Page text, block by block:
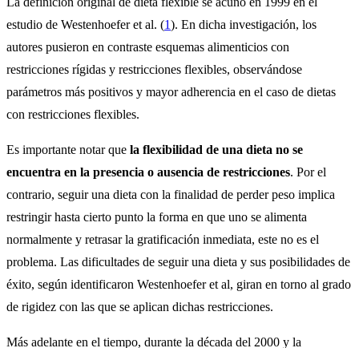
estudio de Westenhoefer et al. (1). En dicha investigación, los
autores pusieron en contraste esquemas alimenticios con
restricciones rígidas y restricciones flexibles, observándose
parámetros más positivos y mayor adherencia en el caso de dietas
con restricciones flexibles.
Es importante notar que la flexibilidad de una dieta no se
encuentra en la presencia o ausencia de restricciones. Por el
contrario, seguir una dieta con la finalidad de perder peso implica
restringir hasta cierto punto la forma en que uno se alimenta
normalmente y retrasar la gratificación inmediata, este no es el
problema. Las dificultades de seguir una dieta y sus posibilidades de
éxito, según identificaron Westenhoefer et al, giran en torno al grado
de rigidez con las que se aplican dichas restricciones.
Más adelante en el tiempo, durante la década del 2000 y la